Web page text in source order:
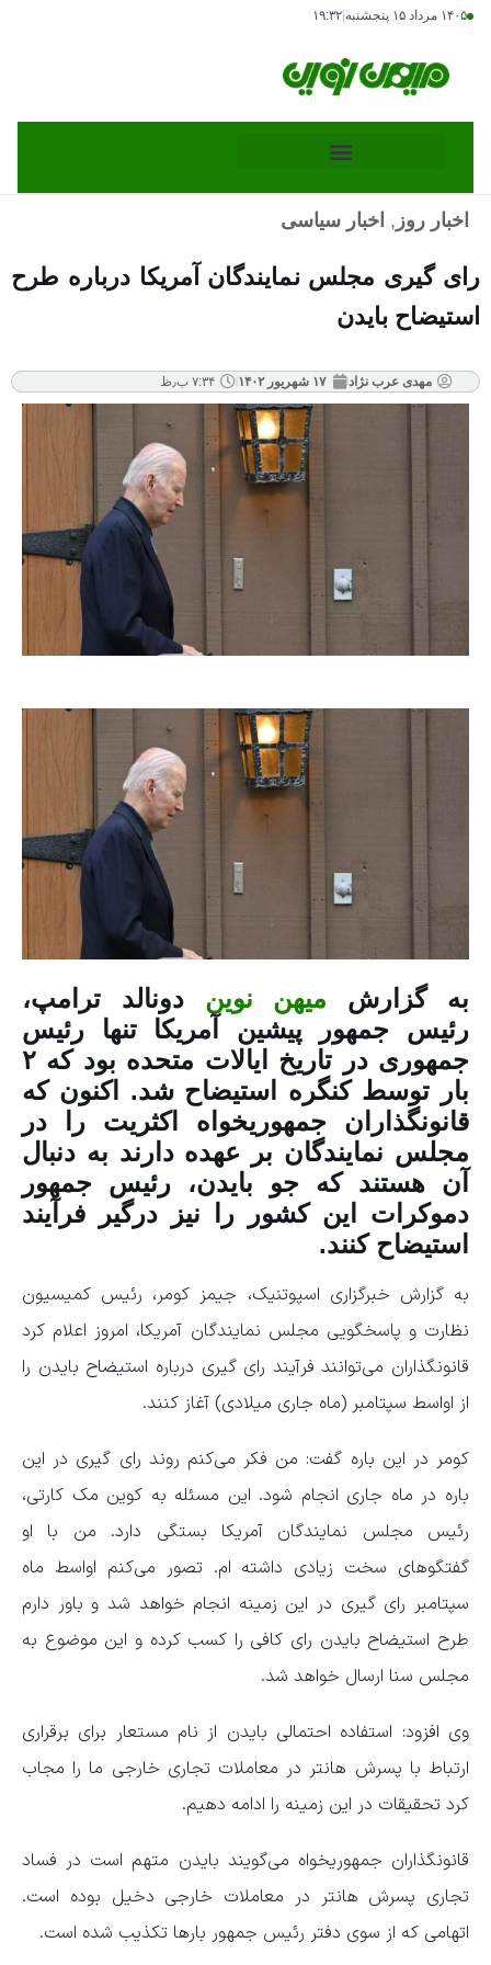
۱۴۰۵ مرداد ۱۵ پنجشنبه ۱۹:۳۲
اخبار روز , اخبار سیاسی
رای گیری مجلس نمایندگان آمریکا درباره طرح
استیضاح بایدن
مهدی عرب نژاد ۱۷ شهریور ۱۴۰۲ ۷:۳۴ ب٫ظ
به گزارش میهن نوین دونالد ترامپ،
رئیس جمهور پیشین آمریکا تنها رئیس
جمهوری در تاریخ ایالات متحده بود که ۲
بار توسط کنگره استیضاح شد. اکنون که
قانونگذاران جمهوریخواه اکثریت را در
مجلس نمایندگان بر عهده دارند به دنبال
آن هستند که جو بایدن، رئیس جمهور
دموکرات این کشور را نیز درگیر فرآیند
استیضاح کنند.
به گزارش خبرگزاری اسپوتنیک، جیمز کومر، رئیس کمیسیون
نظارت و پاسخگویی مجلس نمایندگان آمریکا، امروز اعلام کرد
قانونگذاران می‌توانند فرآیند رای گیری درباره استیضاح بایدن را
از اواسط سپتامبر (ماه جاری میلادی) آغاز کنند.
کومر در این باره گفت: من فکر می‌کنم روند رای گیری در این
باره در ماه جاری انجام شود. این مسئله به کوین مک کارتی،
رئیس مجلس نمایندگان آمریکا بستگی دارد. من با او
گفتگو‌های سخت زیادی داشته ام. تصور می‌کنم اواسط ماه
سپتامبر رای گیری در این زمینه انجام خواهد شد و باور دارم
طرح استیضاح بایدن رای کافی را کسب کرده و این موضوع به
مجلس سنا ارسال خواهد شد.
وی افزود: استفاده احتمالی بایدن از نام مستعار برای برقراری
ارتباط با پسرش هانتر در معاملات تجاری خارجی ما را مجاب
کرد تحقیقات در این زمینه را ادامه دهیم.
قانونگذاران جمهوریخواه می‌گویند بایدن متهم است در فساد
تجاری پسرش هانتر در معاملات خارجی دخیل بوده است.
اتهامی که از سوی دفتر رئیس جمهور بار‌ها تکذیب شده است.